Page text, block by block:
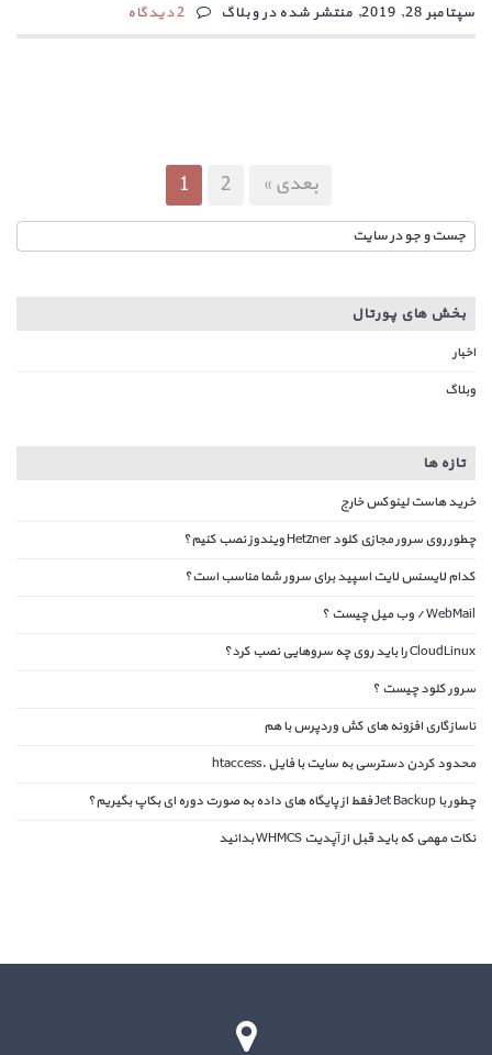
سپتامبر 28, 2019, منتشر شده در وبلاگ 2 دیدگاه
1 2 بعدی »
بخش های پورتال
اخبار
وبلاگ
تازه ها
خرید هاست لینوکس خارج
چطور روی سرور مجازی کلود Hetzner ویندوز نصب کنیم؟
کدام لایسنس لایت اسپید برای سرور شما مناسب است؟
WebMail / وب میل چیست ؟
CloudLinux را باید روی چه سروهایی نصب کرد؟
سرور کلود چیست ؟
ناسازگاری افزونه های کش وردپرس با هم
محدود کردن دسترسی به سایت با فایل .htaccess
چطور با Jet Backup فقط از پایگاه های داده به صورت دوره ای بکاپ بگیریم؟
نکات مهمی که باید قبل از آپدیت WHMCS بدانید